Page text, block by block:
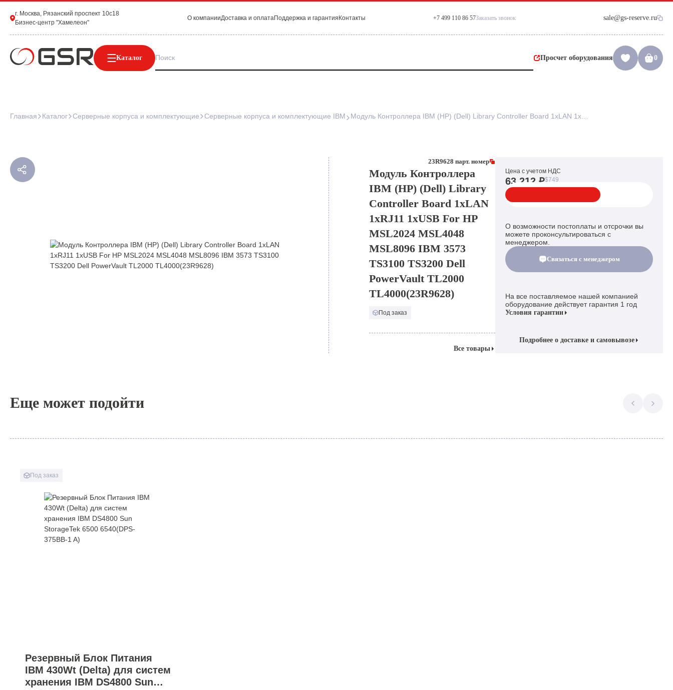
г. Москва, Рязанский проспект 10с18
Бизнес-центр "Хамелеон"
О компанииДоставка и оплатаПоддержка и гарантия Контакты +7 499 110 86 57Заказать звонок sale@gs-reserve.ru
Каталог Просчет оборудования 0
Главная Каталог Серверные корпуса и комплектующие Серверные корпуса и комплектующие IBM
23R9628 парт. номер
Модуль Контроллера
IBM (HP) (Dell) Library
Controller Board 1xLAN
1xRJ11 1xUSB For HP
MSL2024 MSL4048
MSL8096 IBM 3573
TS3100 TS3200 Dell
PowerVault TL2000
TL4000(23R9628)
Под заказ
Все товары
Цена с учетом НДС
63 212 ₽$749
О возможности постоплаты и отсрочки вы
можете проконсультироваться с
менеджером.
Связаться с менеджером
На все поставляемое нашей компанией
оборудование действует гарантия 1 год
Условия гарантии
Подробнее о доставке и самовывозе
Еще может подойти
Под заказ
Резервный Блок Питания
IBM 430Wt (Delta) для систем
хранения IBM DS4800 Sun